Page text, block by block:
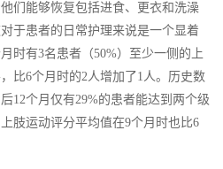
们能够恢复包括进食、更衣和洗澡
于患者的日常护理来说是一个显着
时有3名患者（50%）至少一侧的上
比6个月时的2人增加了1人。历史数
12个月仅有29%的患者能达到两个级
肢运动评分平均值在9个月时也比6